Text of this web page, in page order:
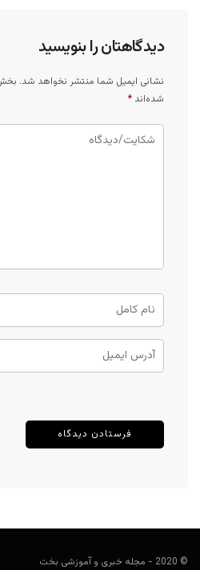
دیدگاهتان را بنویسید
نشانی ایمیل شما منتشر نخواهد شد.
شده‌اند *
© 2020 - مجله خبری و آموزشی بخت